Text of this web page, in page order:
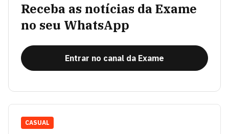
Receba as notícias da Exame
no seu WhatsApp
Entrar no canal da Exame
CASUAL